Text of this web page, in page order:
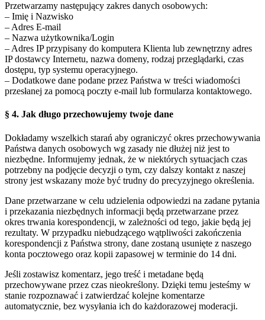
Przetwarzamy następujący zakres danych osobowych:
– Imię i Nazwisko
– Adres E-mail
– Nazwa użytkownika/Login
– Adres IP przypisany do komputera Klienta lub zewnętrzny adres
IP dostawcy Internetu, nazwa domeny, rodzaj przeglądarki, czas
dostępu, typ systemu operacyjnego.
– Dodatkowe dane podane przez Państwa w treści wiadomości
przesłanej za pomocą poczty e-mail lub formularza kontaktowego.
§ 4. Jak długo przechowujemy twoje dane
Dokładamy wszelkich starań aby ograniczyć okres przechowywania
Państwa danych osobowych wg zasady nie dłużej niż jest to
niezbędne. Informujemy jednak, że w niektórych sytuacjach czas
potrzebny na podjęcie decyzji o tym, czy dalszy kontakt z naszej
strony jest wskazany może być trudny do precyzyjnego określenia.
Dane przetwarzane w celu udzielenia odpowiedzi na zadane pytania
i przekazania niezbędnych informacji będą przetwarzane przez
okres trwania korespondencji, w zależności od tego, jakie będą jej
rezultaty. W przypadku niebudzącego wątpliwości zakończenia
korespondencji z Państwa strony, dane zostaną usunięte z naszego
konta pocztowego oraz kopii zapasowej w terminie do 14 dni.
Jeśli zostawisz komentarz, jego treść i metadane będą
przechowywane przez czas nieokreślony. Dzięki temu jesteśmy w
stanie rozpoznawać i zatwierdzać kolejne komentarze
automatycznie, bez wysyłania ich do każdorazowej moderacji.